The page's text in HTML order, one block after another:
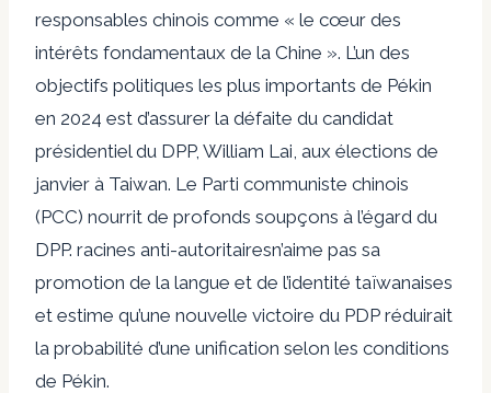
responsables chinois comme « le cœur des
intérêts fondamentaux de la Chine ». L’un des
objectifs politiques les plus importants de Pékin
en 2024 est d’assurer la défaite du candidat
présidentiel du DPP, William Lai, aux élections de
janvier à Taiwan. Le Parti communiste chinois
(PCC) nourrit de profonds soupçons à l’égard du
DPP. racines anti-autoritairesn’aime pas sa
promotion de la langue et de l’identité taïwanaises
et estime qu’une nouvelle victoire du PDP réduirait
la probabilité d’une unification selon les conditions
de Pékin.